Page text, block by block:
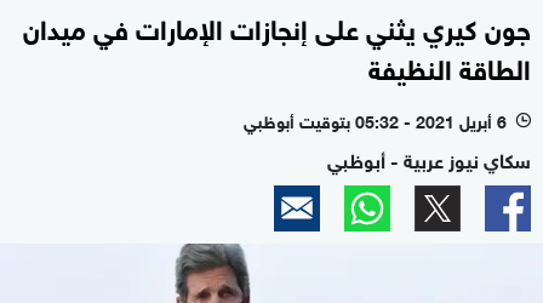
جون كيري يثني على إنجازات الإمارات في ميدان
الطاقة النظيفة
l 6 أبريل 2021 - 05:32 بتوقيت أبوظبي
سكاي نيوز عربية - أبوظبي